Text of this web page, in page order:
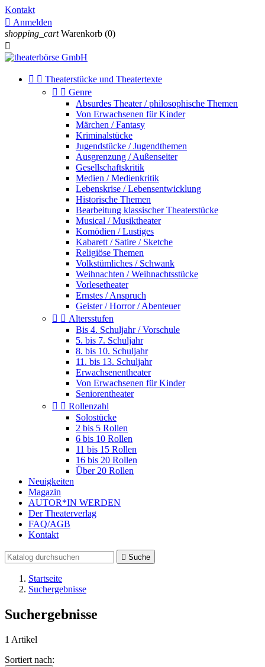
Kontakt
 Anmelden
shopping_cart Warenkorb (0)

  Theaterstücke und Theatertexte
  Genre
Absurdes Theater / philosophische Themen
Von Erwachsenen für Kinder
Märchen / Fantasy
Kriminalstücke
Jugendstücke / Jugendthemen
Ausgrenzung / Außenseiter
Gesellschaftskritik
Medien / Medienkritik
Lebenskrise / Lebensentwicklung
Historische Themen
Bearbeitung klassischer Theaterstücke
Musical / Musiktheater
Komödien / Lustiges
Kabarett / Satire / Sketche
Religiöse Themen
Volkstümliches / Schwank
Weihnachten / Weihnachtsstücke
Vorlesetheater
Ernstes / Anspruch
Geister / Horror / Abenteuer
  Altersstufen
Bis 4. Schuljahr / Vorschule
5. bis 7. Schuljahr
8. bis 10. Schuljahr
11. bis 13. Schuljahr
Erwachsenentheater
Von Erwachsenen für Kinder
Seniorentheater
  Rollenzahl
Solostücke
2 bis 5 Rollen
6 bis 10 Rollen
11 bis 15 Rollen
16 bis 20 Rollen
Über 20 Rollen
Neuigkeiten
Magazin
AUTOR*IN WERDEN
Der Theaterverlag
FAQ/AGB
Kontakt
 Suche
Startseite
Suchergebnisse
Suchergebnisse
1 Artikel
Sortiert nach: